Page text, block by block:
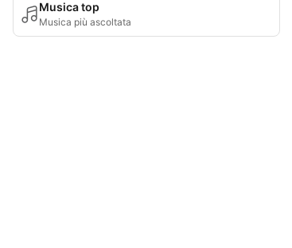
Musica top
Musica più ascoltata